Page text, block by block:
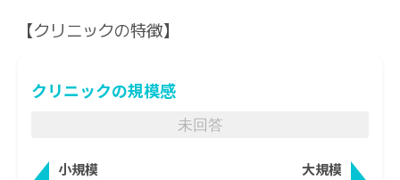
【クリニックの特徴】
クリニックの規模感
未回答
小規模 大規模